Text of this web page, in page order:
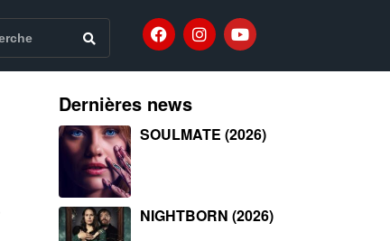
Dernières news
SOULMATE (2026)
NIGHTBORN (2026)